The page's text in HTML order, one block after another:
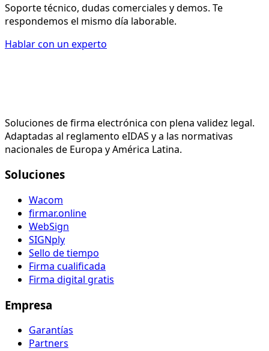
Soporte técnico, dudas comerciales y demos. Te
respondemos el mismo día laborable.
Hablar con un experto
Soluciones de firma electrónica con plena validez legal.
Adaptadas al reglamento eIDAS y a las normativas
nacionales de Europa y América Latina.
Soluciones
Wacom
firmar.online
WebSign
SIGNply
Sello de tiempo
Firma cualificada
Firma digital gratis
Empresa
Garantías
Partners